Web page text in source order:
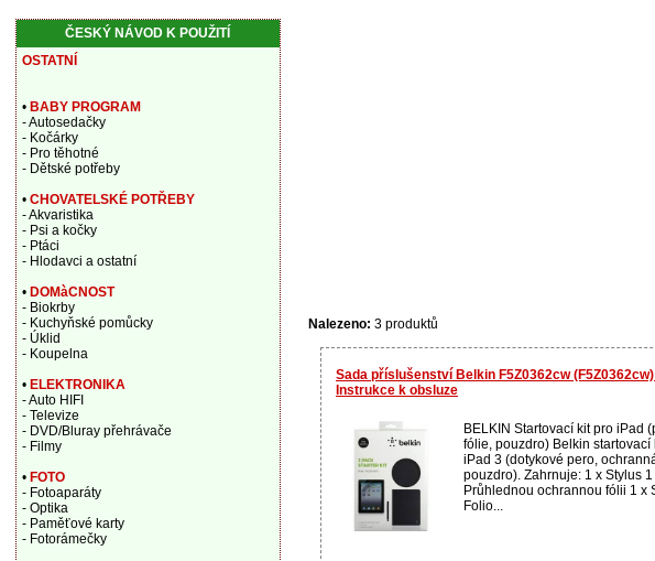
Nalezeno: 3 produktů
Sada příslušenství Belkin F5Z0362cw
Instrukce k obsluze
BELKIN Startovací kit pro iPad
fólie, pouzdro) Belkin startovací
iPad 3 (dotykové pero,
pouzdro). Zahrnuje: 1 x Stylus 1
Průhlednou ochrannou fólii 1 x
Folio...
ČESKÝ NÁVOD K POUŽITÍ
OSTATNÍ
• BABY PROGRAM
- Autosedačky
- Kočárky
- Pro těhotné
- Dětské potřeby
• CHOVATELSKÉ POTŘEBY
- Akvaristika
- Psi a kočky
- Ptáci
- Hlodavci a ostatní
• DOMàCNOST
- Biokrby
- Kuchyňské pomůcky
- Úklid
- Koupelna
• ELEKTRONIKA
- Auto HIFI
- Televize
- DVD/Bluray přehrávače
- Filmy
• FOTO
- Fotoaparáty
- Optika
- Paměťové karty
- Fotorámečky